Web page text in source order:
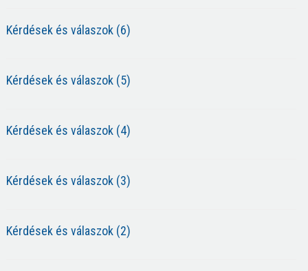
Kérdések és válaszok (6)
Kérdések és válaszok (5)
Kérdések és válaszok (4)
Kérdések és válaszok (3)
Kérdések és válaszok (2)